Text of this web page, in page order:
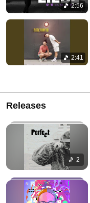
2:56
2:41
Releases
2